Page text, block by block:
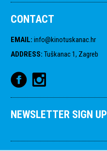
CONTACT
EMAIL: info@kinotuskanac.hr
ADDRESS: Tuškanac 1, Zagreb
NEWSLETTER SIGN UP